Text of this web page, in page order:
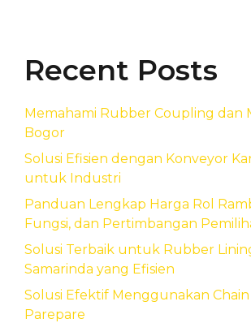
Recent Posts
Memahami Rubber Coupling dan
Bogor
Solusi Efisien dengan Konveyor
untuk Industri
Panduan Lengkap Harga Rol
Fungsi, dan Pertimbangan
Solusi Terbaik untuk Rubber
Samarinda yang Efisien
Solusi Efektif Menggunakan
Parepare